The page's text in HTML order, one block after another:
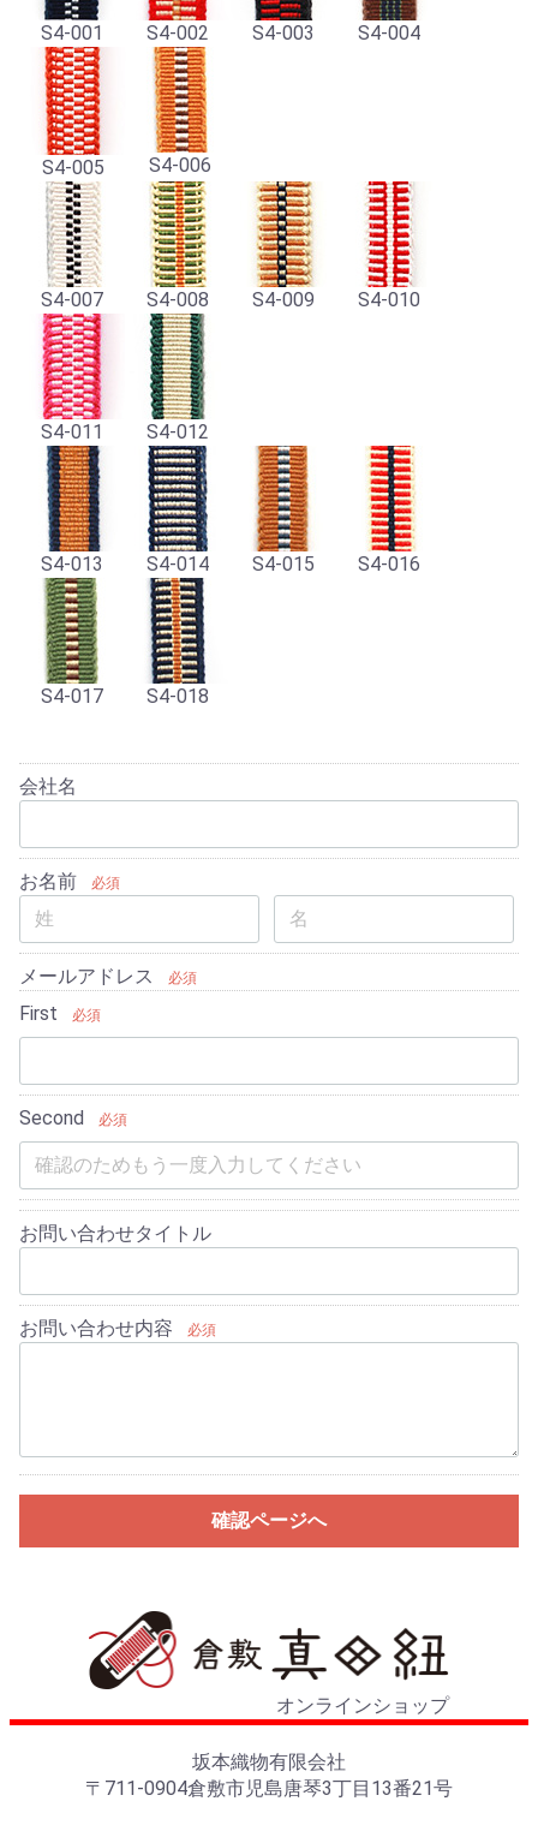
S4-001 S4-002 S4-003 S4-004
S4-005 S4-006
S4-007 S4-008 S4-009 S4-010
S4-011 S4-012
S4-013 S4-014 S4-015 S4-016
S4-017 S4-018
会社名
お名前 必須
メールアドレス 必須
First 必須
Second 必須
お問い合わせタイトル
お問い合わせ内容 必須
確認ページへ
オンラインショップ
坂本織物有限会社
〒711-0904倉敷市児島唐琴3丁目13番21号